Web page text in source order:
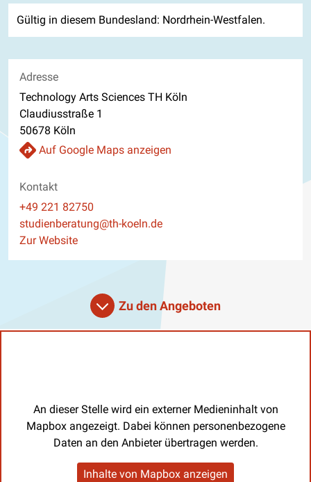
Gültig in diesem Bundesland: Nordrhein-Westfalen.
Adresse
Technology Arts Sciences TH Köln
Claudiusstraße 1
50678 Köln
Auf Google Maps anzeigen
Kontakt
Telefon
+49 221 82750
E-Mail
studienberatung@th-koeln.de
Website
Zur Website
Zu den Angeboten
An dieser Stelle wird ein externer Medieninhalt von
Mapbox angezeigt. Dabei können personenbezogene
Daten an den Anbieter übertragen werden.
Inhalte von Mapbox anzeigen